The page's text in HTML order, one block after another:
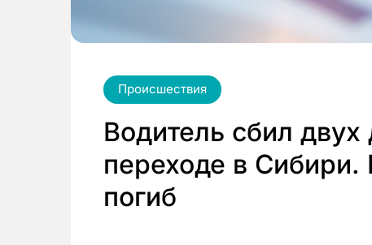
Происшествия
Водитель сбил
переходе в
погиб